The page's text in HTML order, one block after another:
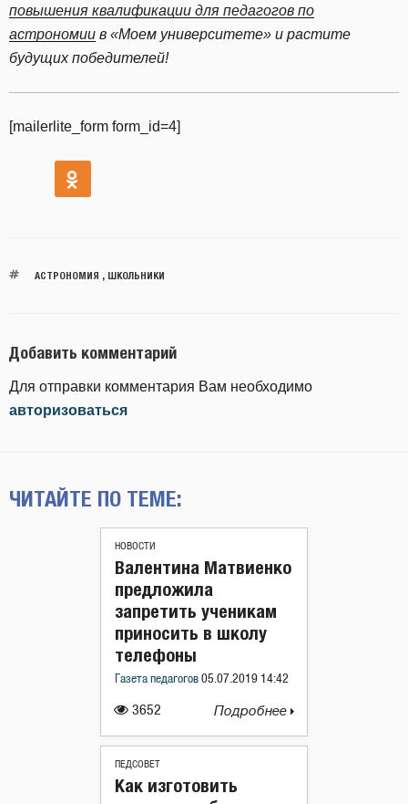
повышения квалификации для педагогов по
астрономии в «Моем университете» и растите
будущих победителей!
[mailerlite_form form_id=4]
АСТРОНОМИЯ , ШКОЛЬНИКИ
Добавить комментарий
Для отправки комментария Вам необходимо
авторизоваться
ЧИТАЙТЕ ПО ТЕМЕ:
НОВОСТИ
3652
Валентина Матвиенко
предложила
запретить ученикам
приносить в школу
телефоны
Газета педагогов 05.07.2019 14:42
Подробнее
ПЕДСОВЕТ
Как изготовить